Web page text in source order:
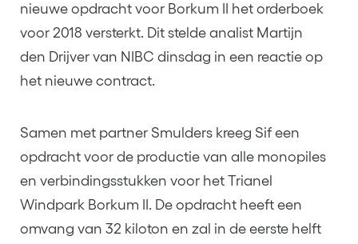
nieuwe opdracht voor Borkum II het orderboek
voor 2018 versterkt. Dit stelde analist Martijn
den Drijver van NIBC dinsdag in een reactie op
het nieuwe contract.
Samen met partner Smulders kreeg Sif een
opdracht voor de productie van alle monopiles
en verbindingsstukken voor het Trianel
Windpark Borkum II. De opdracht heeft een
omvang van 32 kiloton en zal in de eerste helft